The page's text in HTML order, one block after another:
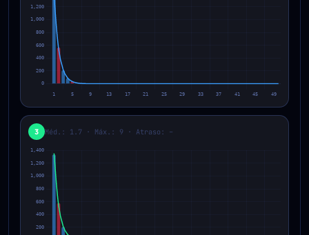
3 Méd.: 1.7 · Máx.: 9 · Atraso: –